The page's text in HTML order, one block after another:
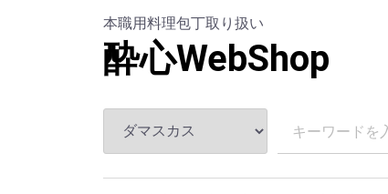
本職用料理包丁取り扱い
酔心WebShop